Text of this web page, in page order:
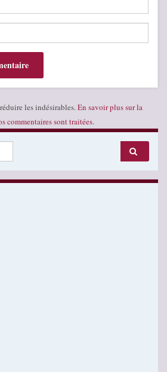
les indésirables. En savoir plus sur la
commentaires sont traitées.